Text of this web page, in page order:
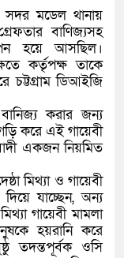
মডেল থানায়
বাণিজ্যসহ
হয়ে আসছিল।
কর্তৃপক্ষ তাকে
চট্টগ্রাম ডিআইজি
করার জন্য
করে এই গায়েবী
একজন নিয়মিত
মিথ্যা ও গায়েবী
যাচ্ছেন, অন্য
গায়েবী মামলা
হয়রানি করে
তদন্তপূর্বক ওসি